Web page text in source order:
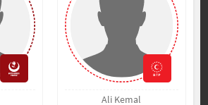
Ali Kemal